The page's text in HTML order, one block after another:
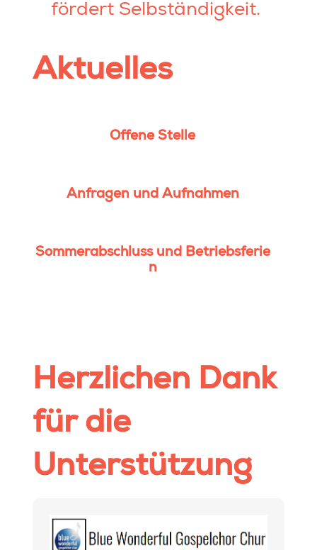
fördert Selbständigkeit.
Aktuelles
Offene Stelle
Anfragen und Aufnahmen
Sommerabschluss und Betriebsferie
n
Herzlichen Dank
für die
Unterstützung